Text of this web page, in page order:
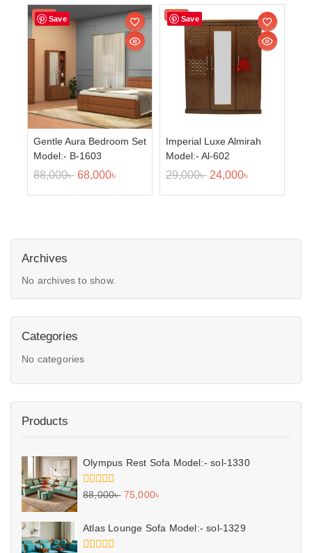
Save
Sale!
Gentle Aura Bedroom Set
Model:- B-1603
88,000৳ 68,000৳
Save
Sale!
Imperial Luxe Almirah
Model:- Al-602
29,000৳ 24,000৳
Archives
No archives to show.
Categories
No categories
Products
Olympus Rest Sofa Model:- sol-1330
0
5
88,000৳ 75,000৳
Atlas Lounge Sofa Model:- sol-1329